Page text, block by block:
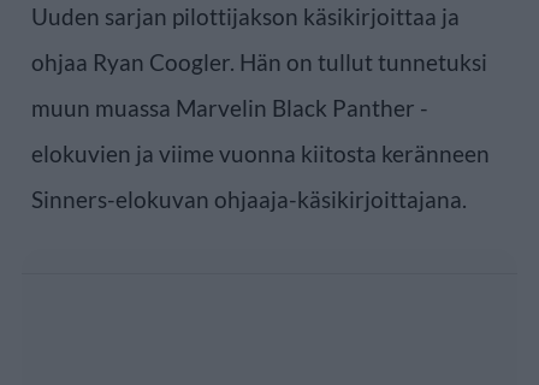
Uuden sarjan pilottijakson käsikirjoittaa ja
ohjaa Ryan Coogler. Hän on tullut tunnetuksi
muun muassa Marvelin Black Panther -
elokuvien ja viime vuonna kiitosta keränneen
Sinners-elokuvan ohjaaja-käsikirjoittajana.